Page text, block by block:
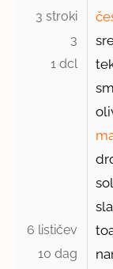
3 stroki
3
1 dcl
6 lističev
10 dag